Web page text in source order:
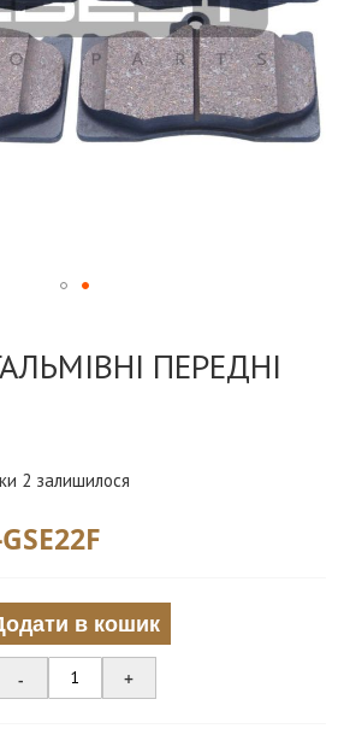
ПЕРЕДНІ
2 залишилося
в кошик
- +